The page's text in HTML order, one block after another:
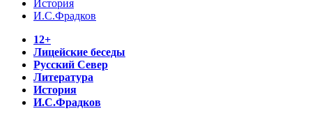
История
И.С.Фрадков
12+
Лицейские беседы
Русский Север
Литература
История
И.С.Фрадков